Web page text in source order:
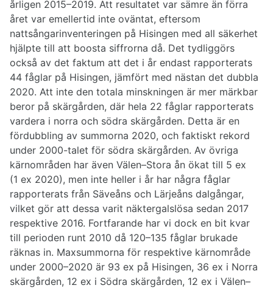
årligen 2015–2019. Att resultatet var sämre än förra
året var emellertid inte oväntat, eftersom
nattsångarinventeringen på Hisingen med all säkerhet
hjälpte till att boosta siffrorna då. Det tydliggörs
också av det faktum att det i år endast rapporterats
44 fåglar på Hisingen, jämfört med nästan det dubbla
2020. Att inte den totala minskningen är mer märkbar
beror på skärgården, där hela 22 fåglar rapporterats
vardera i norra och södra skärgården. Detta är en
fördubbling av summorna 2020, och faktiskt rekord
under 2000-talet för södra skärgården. Av övriga
kärnområden har även Välen–Stora ån ökat till 5 ex
(1 ex 2020), men inte heller i år har några fåglar
rapporterats från Säveåns och Lärjeåns dalgångar,
vilket gör att dessa varit näktergalslösa sedan 2017
respektive 2016. Fortfarande har vi dock en bit kvar
till perioden runt 2010 då 120–135 fåglar brukade
räknas in. Maxsummorna för respektive kärnområde
under 2000–2020 är 93 ex på Hisingen, 36 ex i Norra
skärgården, 12 ex i Södra skärgården, 12 ex i Välen–